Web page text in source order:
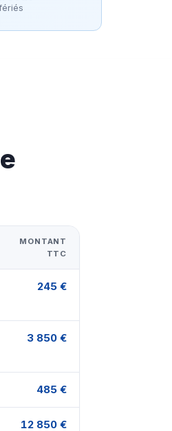
MONTANT
TTC
245 €
3 850 €
485 €
12 850 €